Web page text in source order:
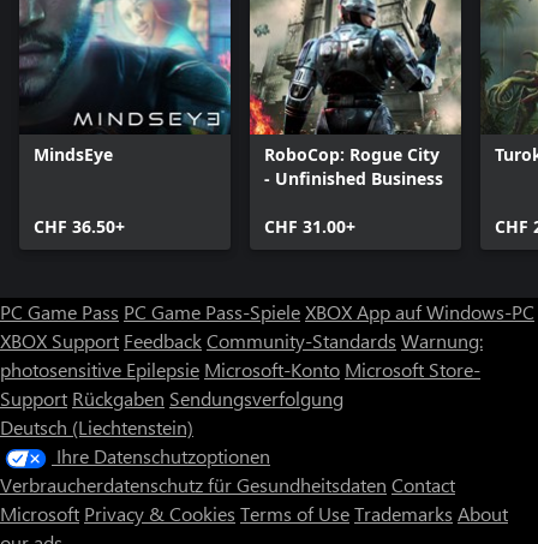
MindsEye
CHF 36.50+
RoboCop: Rogue City
- Unfinished Business
CHF 31.00+ CHF
PC Game Pass PC Game Pass-SpieleXBOX App auf Windows-PC
XBOX Support FeedbackCommunity-Standards Warnung:
photosensitive Epilepsie Microsoft-Konto Microsoft Store-
Support Rückgaben Sendungsverfolgung
Deutsch (Liechtenstein)
Ihre Datenschutzoptionen
Verbraucherdatenschutz für Gesundheitsdaten Contact
Microsoft Privacy & Cookies Terms of UseTrademarks About